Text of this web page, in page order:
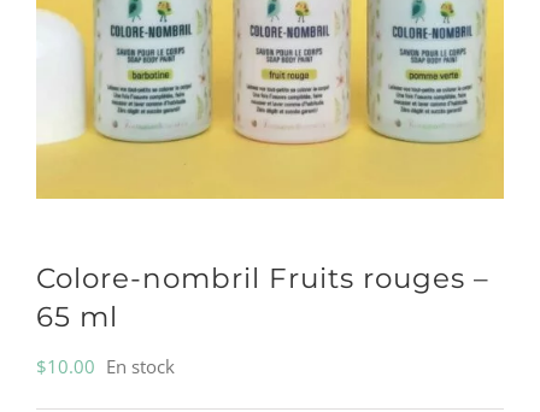
Colore-nombril Fruits rouges –
65 ml
$10.00 En stock